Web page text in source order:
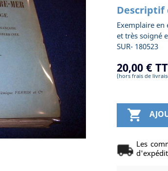
Descriptif
Exemplaire
et très soigné
SUR- 180523
20,00 €
(hors frais de

Les